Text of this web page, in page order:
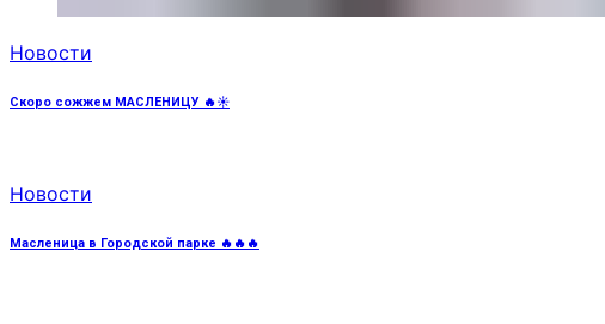
Новости
Скоро сожжем МАСЛЕНИЦУ 🔥☀️
Новости
Масленица в Городской парке 🔥🔥🔥